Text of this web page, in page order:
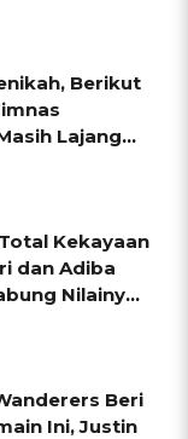
Berikut
Lajang
Kekayaan
dan Adiba
Nilainya
Beri
Ini, Justin